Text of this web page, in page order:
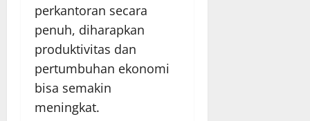
perkantoran secara
penuh, diharapkan
produktivitas dan
pertumbuhan ekonomi
bisa semakin
meningkat.